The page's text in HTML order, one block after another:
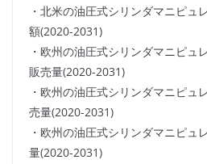
・北米の油圧式シリンダマニピュ
額(2020-2031)
・欧州の油圧式シリンダマニピュ
販売量(2020-2031)
・欧州の油圧式シリンダマニピュ
売量(2020-2031)
・欧州の油圧式シリンダマニピュ
量(2020-2031)